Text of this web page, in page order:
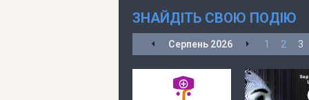
ЗНАЙДІТЬ СВОЮ ПОДІЮ
Серпень 2026 1 2 3